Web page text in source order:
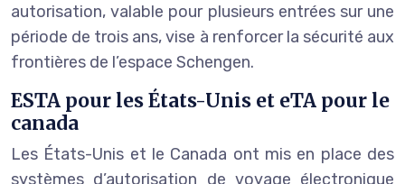
autorisation, valable pour plusieurs entrées sur une
période de trois ans, vise à renforcer la sécurité aux
frontières de l’espace Schengen.
ESTA pour les États-Unis et eTA pour le
canada
Les États-Unis et le Canada ont mis en place des
systèmes d’autorisation de voyage électronique